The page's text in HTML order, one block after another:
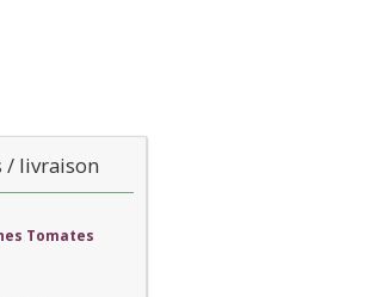
/ livraison
Tomates